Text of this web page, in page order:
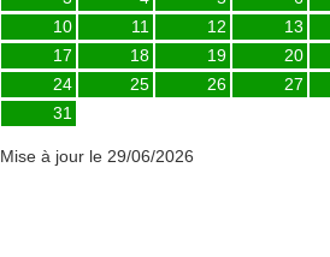
10
11 12 13
17
18 19 20
24
25 26 27
31
Mise à jour le 29/06/2026